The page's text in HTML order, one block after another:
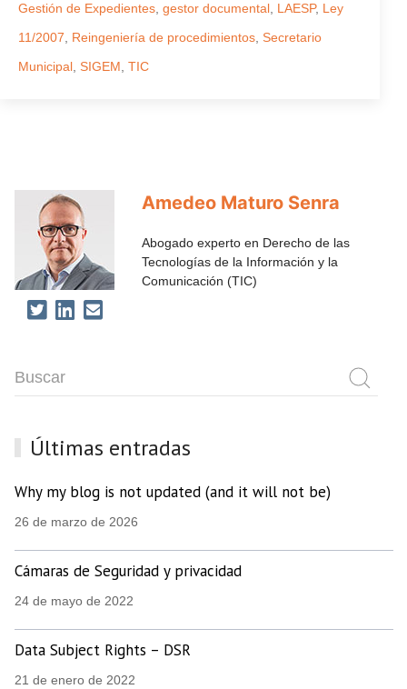
Gestión de Expedientes gestor documental LAESP, Ley
11/2007
Reingeniería de procedimientos Secretario
Municipal SIGEM TIC
Amedeo Maturo Senra
Abogado experto en Derecho de las
Tecnologías de la Información y la
Comunicación (TIC)
Últimas entradas
Why my blog is not updated (and it will not be)
26 de marzo de 2026
Cámaras de Seguridad y privacidad
24 de mayo de 2022
Data Subject Rights – DSR
21 de enero de 2022